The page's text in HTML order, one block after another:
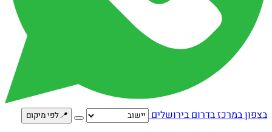
בצפוןבמרכזבדרוםבירושלים 📍לפי מיקום